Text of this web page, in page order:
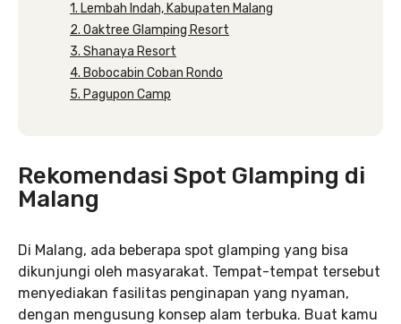
1. Lembah Indah, Kabupaten Malang
2. Oaktree Glamping Resort
3. Shanaya Resort
4. Bobocabin Coban Rondo
5. Pagupon Camp
Rekomendasi Spot Glamping di
Malang
Di Malang, ada beberapa spot glamping yang bisa
dikunjungi oleh masyarakat. Tempat-tempat tersebut
menyediakan fasilitas penginapan yang nyaman,
dengan mengusung konsep alam terbuka. Buat kamu